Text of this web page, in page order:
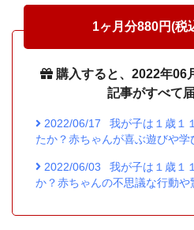
1ヶ月分880円(税
購入すると、2022年06
記事がすべて
2022/06/17
我が子は１歳１
たか？赤ちゃんが喜ぶ遊びや学
2022/06/03
我が子は１歳１
か？赤ちゃんの不思議な行動や